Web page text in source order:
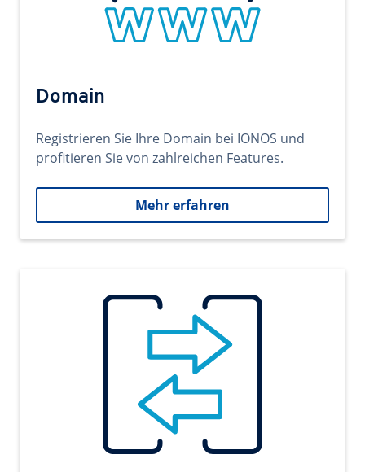
Domain
Registrieren Sie Ihre Domain bei IONOS und
profitieren Sie von zahlreichen Features.
Mehr erfahren